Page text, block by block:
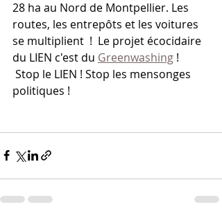
28 ha au Nord de Montpellier. Les
routes, les entrepôts et les voitures
se multiplient  !  Le projet écocidaire
du LIEN c'est du Greenwashing !
politiques !